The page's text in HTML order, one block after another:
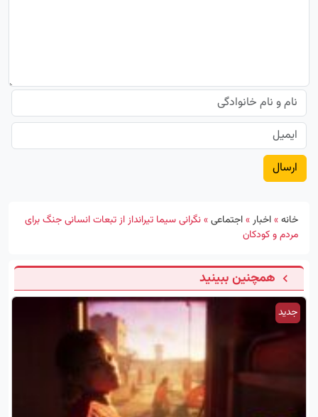
خانه»اخبار»اجتماعی»نگرانی سیما تیرانداز از تبعات انسانی جنگ برای
مردم و کودکان
همچنین ببینید
جدید